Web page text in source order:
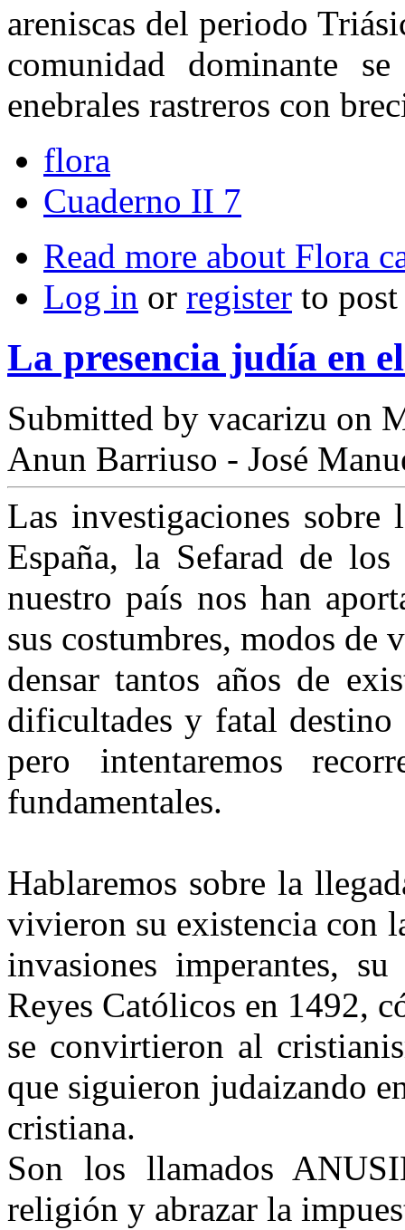
areniscas del periodo
comunidad do­minante
enebrales rastreros con
flora
Cuaderno II 7
Read more about Flora
Log in or register to
La presencia judía en
Submitted by vacarizu on
Anun Barriuso - José
Las investigaciones
España, la Sefarad de
nuestro país nos han
sus costum­bres, modos
densar tantos años de
dificultades y fatal
pero intentaremos
fundamentales.
Hablaremos sobre la
vivieron su existencia con
invasiones imperantes,
Reyes Católicos en 1492,
se convirtieron al
que siguieron judaizando
cristiana.
Son los llamados
religión y abrazar la